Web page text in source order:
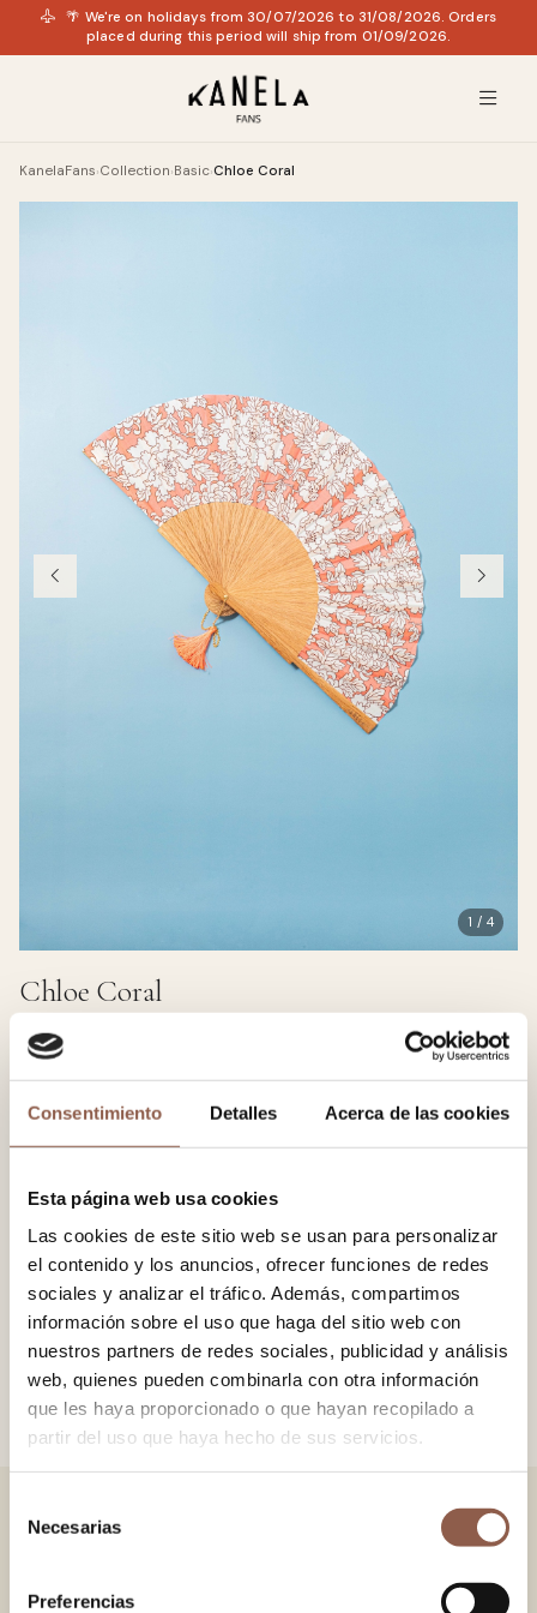
Consentimiento Detalles Acerca de las cookies
Esta página web usa cookies
Las cookies de este sitio web se usan para personalizar
el contenido y los anuncios, ofrecer funciones de redes
sociales y analizar el tráfico. Además, compartimos
información sobre el uso que haga del sitio web con
nuestros partners de redes sociales, publicidad y análisis
web, quienes pueden combinarla con otra información
que les haya proporcionado o que hayan recopilado a
partir del uso que haya hecho de sus servicios.
Necesarias
Preferencias
🌴 We're on holidays from 30/07/2026 to 31/08/2026. Orders
placed during this period will ship from 01/09/2026.
KanelaFans›Collection›Basic›Chloe Coral
1 / 4
Chloe Coral
38.00 EUR
− + ADD TO CART
Pom-pom detail with chain.
SIZE 19×34 cm.
COLOR Brown
YOU MAY ALSO LIKE
VERSAILLES GREEN